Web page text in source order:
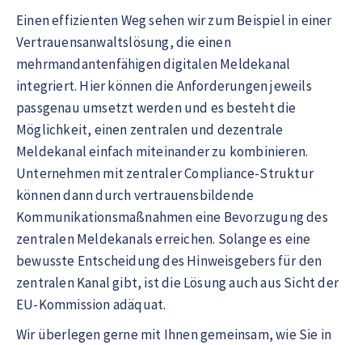
Einen effizienten Weg sehen wir zum Beispiel in einer
Vertrauensanwaltslösung, die einen
mehrmandantenfähigen digitalen Meldekanal
integriert. Hier können die Anforderungen jeweils
passgenau umsetzt werden und es besteht die
Möglichkeit, einen zentralen und dezentrale
Meldekanal einfach miteinander zu kombinieren.
Unternehmen mit zentraler Compliance-Struktur
können dann durch vertrauensbildende
Kommunikationsmaßnahmen eine Bevorzugung des
zentralen Meldekanals erreichen. Solange es eine
bewusste Entscheidung des Hinweisgebers für den
zentralen Kanal gibt, ist die Lösung auch aus Sicht der
EU-Kommission adäquat.
Wir überlegen gerne mit Ihnen gemeinsam, wie Sie in